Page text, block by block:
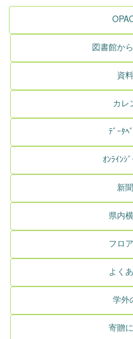
図書館か
資
カレ
ﾃﾞｰﾀﾍ
ｵﾝﾗｲﾝｼ
新
県内
フロ
よく
学外
寄贈